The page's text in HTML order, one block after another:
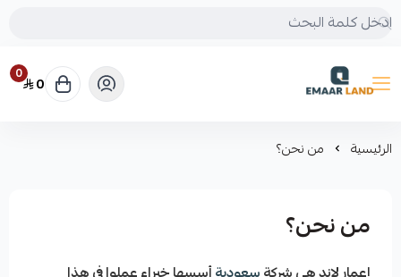
إعمار لاند
0 0
الرئيسية من نحن؟
من نحن؟